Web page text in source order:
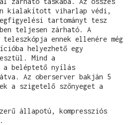
kialakított viharlap védi,
tartományt tesz
teljesen zárható. A
ennek ellenére még
helyezhető egy
Mind a
a beléptető nyílás
Az oberserver bakján 5
a szigetelő szőnyeget a
állapotú, kompressziós